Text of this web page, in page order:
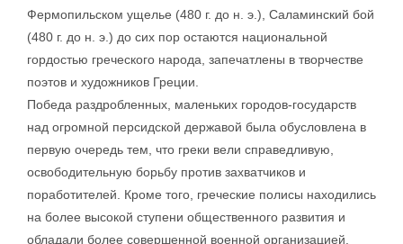
Фермопильском ущелье (480 г. до н. э.), Саламинский бой
(480 г. до н. э.) до сих пор остаются национальной
гордостью греческого народа, запечатлены в творчестве
поэтов и художников Греции.
Победа раздробленных, маленьких городов-государств
над огромной персидской державой была обусловлена в
первую очередь тем, что греки вели справедливую,
освободительную борьбу против захватчиков и
поработителей. Кроме того, греческие полисы находились
на более высокой ступени общественного развития и
обладали более совершенной военной организацией.